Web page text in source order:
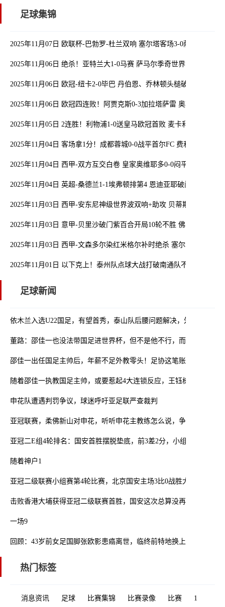
足球集锦
2025年11月07日 欧联杯-巴勃罗-杜兰双响 塞尔塔客场3-0萨格勒布迪
2025年11月06日 绝杀！亚特兰大1-0马赛 萨马尔季奇世界波绝杀德凯
2025年11月06日 欧冠-纽卡2-0毕巴 丹伯恩、乔林顿头槌破门特里皮
2025年11月06日 欧冠四连败！阿贾克斯0-3加拉塔萨雷 奥斯梅恩戴帽
2025年11月05日 2连胜！利物浦1-0送皇马欧冠首败 麦卡利斯特制胜
2025年11月04日 客场拿1分！成都蓉城0-0战平首尔FC 费利佩进球被
2025年11月04日 西甲-双方互交白卷 皇家奥维耶多0-0闷平奥萨苏纳
2025年11月04日 英超-桑德兰1-1埃弗顿排第4 恩迪亚耶破门扎卡扳平
2025年11月03日 西甲-安东尼神级世界波双响+助攻 贝蒂斯3-0马洛卡
2025年11月03日 意甲-贝里沙破门紫百合开局10轮不胜 佛罗伦萨0-1莱
2025年11月03日 西甲-文森多尔染红米格尔补时绝杀 塞尔塔客场2-1
2025年11月01日 以下克上！泰州队点球大战打破南通队不败金身，
足球新闻
依木兰入选U22国足，有望首秀，泰山队后腰问题解决，外租球员或
董路：邵佳一也没法带国足进世界杯，但不是他不行，而是球员不行
邵佳一出任国足主帅后，年薪不足外教零头！足协这笔账算得太精了
随着邵佳一执教国足主帅，或要惹起4大连锁反应，王钰栋有可能留洋
申花队遭遇判罚争议，球迷呼吁亚足联严查裁判
亚冠联赛，柔佛新山对申花，听听申花主教练怎么说，争取满意结果
亚冠二E组4轮排名：国安首胜摆脱垫底，前3差2分，小组第1或下轮
随着神户1
亚冠二级联赛小组赛第4轮比赛，北京国安主场3比0战胜大埔
击败香港大埔获得亚冠二级联赛首胜，国安这次总算没再让人失望
一场9
回顾：43岁前女足国脚张欧影患癌离世，临终前特地换上国足球衣
热门标签
消息资讯 足球 比赛集锦 比赛录像 比赛 1